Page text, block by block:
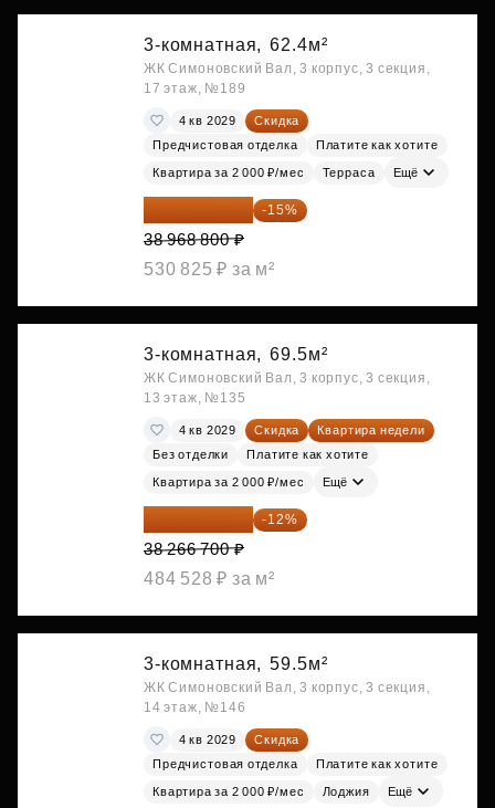
3-комнатная, 62.4м²
ЖК Симоновский Вал, 3 корпус, 3 секция,
17 этаж, №189
4 кв 2029
Скидка
Предчистовая отделка
Платите как хотите
Квартира за 2 000 ₽/мес Терраса Ещё
33 123 480 ₽ -15%
38 968 800 ₽
530 825 ₽ за м²
3-комнатная, 69.5м²
ЖК Симоновский Вал, 3 корпус, 3 секция,
13 этаж, №135
4 кв 2029 Скидка
Квартира недели
Без отделки
Платите как хотите
Квартира за 2 000 ₽/мес Ещё
33 674 696 ₽ -12%
38 266 700 ₽
484 528 ₽ за м²
3-комнатная, 59.5м²
ЖК Симоновский Вал, 3 корпус, 3 секция,
14 этаж, №146
4 кв 2029
Скидка
Предчистовая отделка
Платите как хотите
Квартира за 2 000 ₽/мес Лоджия Ещё